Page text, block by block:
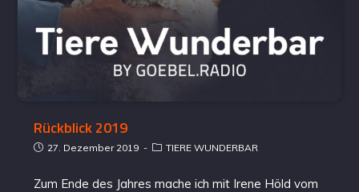
Rückblick 2019
27. Dezember 2019 TIERE WUNDERBAR
Zum Ende des Jahres mache ich mit Irene Höld vom